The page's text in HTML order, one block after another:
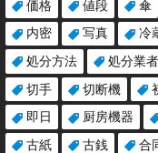
価格 値段 傘
内密
写真 冷
処分方法
処分業者
切手
切断機
即日
厨房機器
古紙
古銭 合